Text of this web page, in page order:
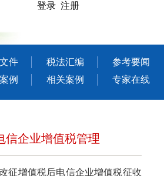
登录 注册
件 税法汇编
参考要闻
例 相关案例 专家在线
信企业增值税管理
征增值税后电信企业增值税征收